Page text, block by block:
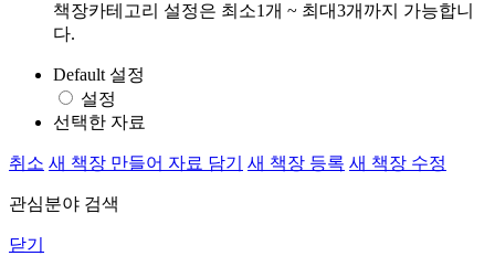
책장카테고리 설정은 최소1개 ~ 최대3개까지 가능합니
다.
Default 설정
설정
선택한 자료
취소 새 책장 만들어 자료 담기 새 책장 등록 새 책장 수정
관심분야 검색
닫기